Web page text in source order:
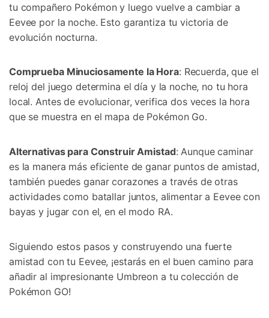
tu compañero Pokémon y luego vuelve a cambiar a
Eevee por la noche.󠀲󠀡󠀨󠀠󠀢󠀣󠀣󠀥󠀣󠀳󠀰 Esto garantiza tu victoria de
evolución nocturna.󠀲󠀡󠀨󠀠󠀢󠀣󠀣󠀥󠀤󠀳
Comprueba Minuciosamente la Hora: Recuerda, que el
reloj del juego determina el día y la noche, no tu hora
local.󠀲󠀡󠀨󠀠󠀢󠀣󠀣󠀥󠀥󠀳󠀰 Antes de evolucionar, verifica dos veces la hora
que se muestra en el mapa de Pokémon Go.󠀲󠀡󠀨󠀠󠀢󠀣󠀣󠀥󠀦󠀳
Alternativas para Construir Amistad: Aunque caminar
es la manera más eficiente de ganar puntos de amistad,
también puedes ganar corazones a través de otras
actividades como batallar juntos, alimentar a Eevee con
bayas y jugar con el, en el modo RA.󠀲󠀡󠀨󠀠󠀢󠀣󠀣󠀥󠀧󠀳
Siguiendo estos pasos y construyendo una fuerte
amistad con tu Eevee, ¡estarás en el buen camino para
añadir al impresionante Umbreon a tu colección de
Pokémon GO!